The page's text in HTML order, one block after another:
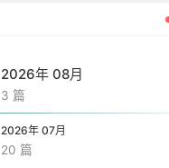
2026年 08月
3 篇
2026年 07月
20 篇